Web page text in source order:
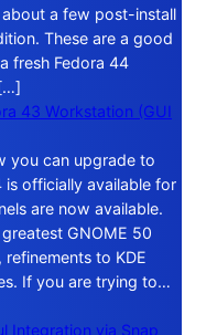
a few post-install
These are a good
fresh Fedora 44
43 Workstation (GUI
you can upgrade to
is officially available for
are now available.
GNOME 50
to KDE
If you are trying to…
Integration via Snap